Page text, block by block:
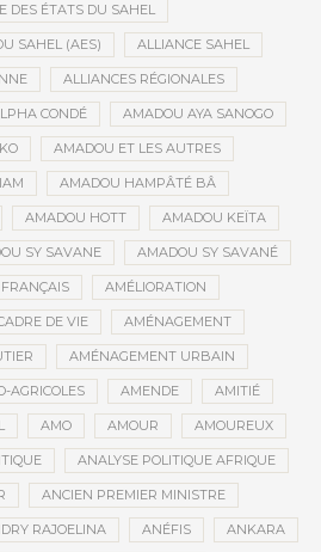
DES ÉTATS DU SAHEL
SAHEL (AES) ALLIANCE SAHEL
ALLIANCES RÉGIONALES
CONDÉ AMADOU AYA SANOGO
AMADOU ET LES AUTRES
AMADOU HAMPÂTÉ BÂ
AMADOU HOTT AMADOU KEÏTA
SY SAVANE AMADOU SY SAVANÉ
AMÉLIORATION
DE VIE AMÉNAGEMENT
AMÉNAGEMENT URBAIN
AGRICOLES AMENDE AMITIÉ
AMO AMOUR AMOUREUX
ANALYSE POLITIQUE AFRIQUE
ANCIEN PREMIER MINISTRE
RAJOELINA ANÉFIS ANKARA